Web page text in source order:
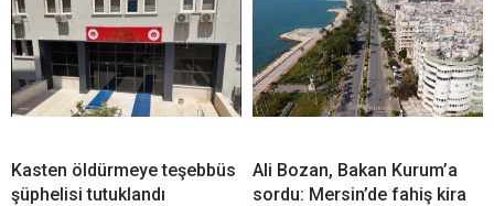
Kasten öldürmeye teşebbüs
şüphelisi tutuklandı
Ali Bozan, Bakan Kurum’a
sordu: Mersin’de fahiş kira